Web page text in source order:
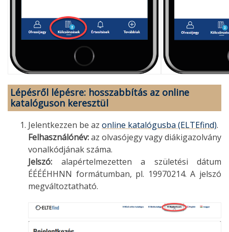
Lépésről lépésre: hosszabbítás az online
katalóguson keresztül
Jelentkezzen be az online katalógusba (ELTEfind).
Felhasználónév:az olvasójegy vagy diákigazolvány
vonalkódjának száma.
Jelszó: alapértelmezetten a születési dátum
ÉÉÉÉHHNN formátumban, pl. 19970214. A jelszó
megváltoztatható.